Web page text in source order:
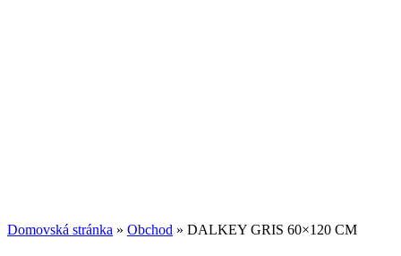
Domovská stránka » Obchod » DALKEY GRIS 60×120 CM